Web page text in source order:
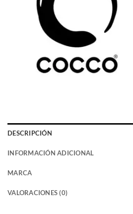
DESCRIPCIÓN
INFORMACIÓN ADICIONAL
MARCA
VALORACIONES (0)